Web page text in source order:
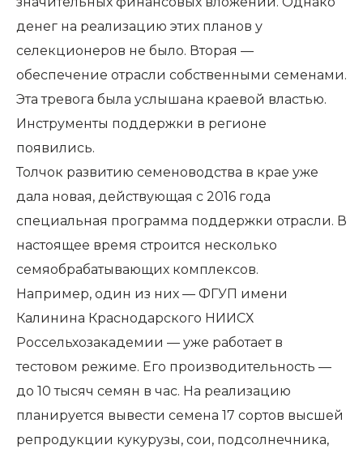
денег на реализацию этих планов у
селекционеров не было. Вторая —
обеспечение отрасли собственными семенами.
Эта тревога была услышана краевой властью.
Инструменты поддержки в регионе
появились.
Толчок развитию семеноводства в крае уже
дала новая, действующая с 2016 года
специальная программа поддержки отрасли. В
настоящее время строится несколько
семяобрабатывающих комплексов.
Например, один из них — ФГУП имени
Калинина Краснодарского НИИСХ
Россельхозакадемии — уже работает в
тестовом режиме. Его производительность —
до 10 тысяч семян в час. На реализацию
планируется вывести семена 17 сортов высшей
репродукции кукурузы, сои, подсолнечника,